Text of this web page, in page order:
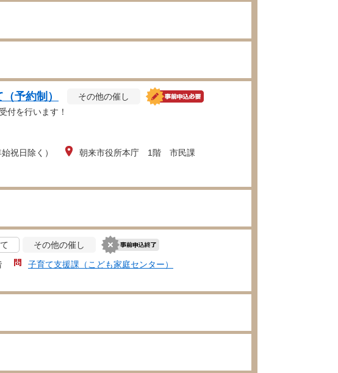
予約制）
その他の催し
付を行います！
祝日除く） 朝来市役所本庁 1階 市民課
その他の催し
子育て支援課（こども家庭センター）